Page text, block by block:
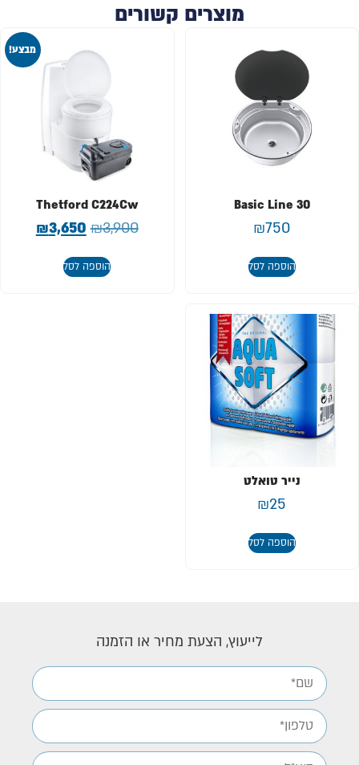
מוצרים קשורים
Basic Line 30
₪750
הוספה לסל
מבצע!
Thetford C224Cw
₪3,900
₪3,650
הוספה לסל
נייר טואלט
₪25
הוספה לסל
לייעוץ, הצעת מחיר או הזמנה